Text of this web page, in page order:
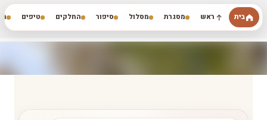
דילוג לתוכן הראשי
השלום לב-ארים רואים עולם בית ראש מסגרת מסלול סיפור החלקים טיפים